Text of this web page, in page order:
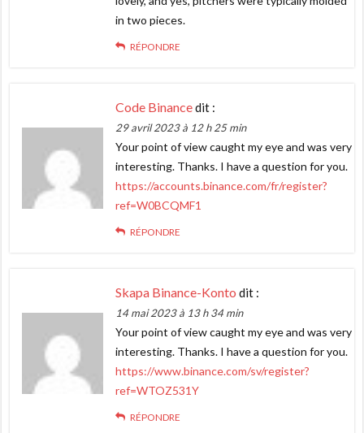
in two pieces.
RÉPONDRE
Code Binancedit :
29 avril 2023 à 12 h 25 min
Your point of view caught my eye and was very
interesting. Thanks. I have a question for you.
https://accounts.binance.com/fr/register?
ref=W0BCQMF1
RÉPONDRE
Skapa Binance-Konto dit :
14 mai 2023 à 13 h 34 min
Your point of view caught my eye and was very
interesting. Thanks. I have a question for you.
https://www.binance.com/sv/register?
ref=WTOZ531Y
RÉPONDRE